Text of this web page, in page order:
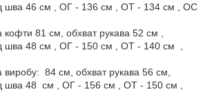
шва 46 см , ОГ - 136 см , ОТ - 134 см , OC
81 см, обхват рукава 52 см ,
шва 48 см , ОГ - 150 см , ОТ - 140 см ,
84 см, обхват рукава 56 см,
шва 48 см , ОГ - 156 см , ОТ - 150 см ,